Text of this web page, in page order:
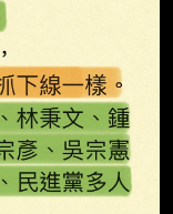
案 報告。 針
商破局原因，
提出 的還款條